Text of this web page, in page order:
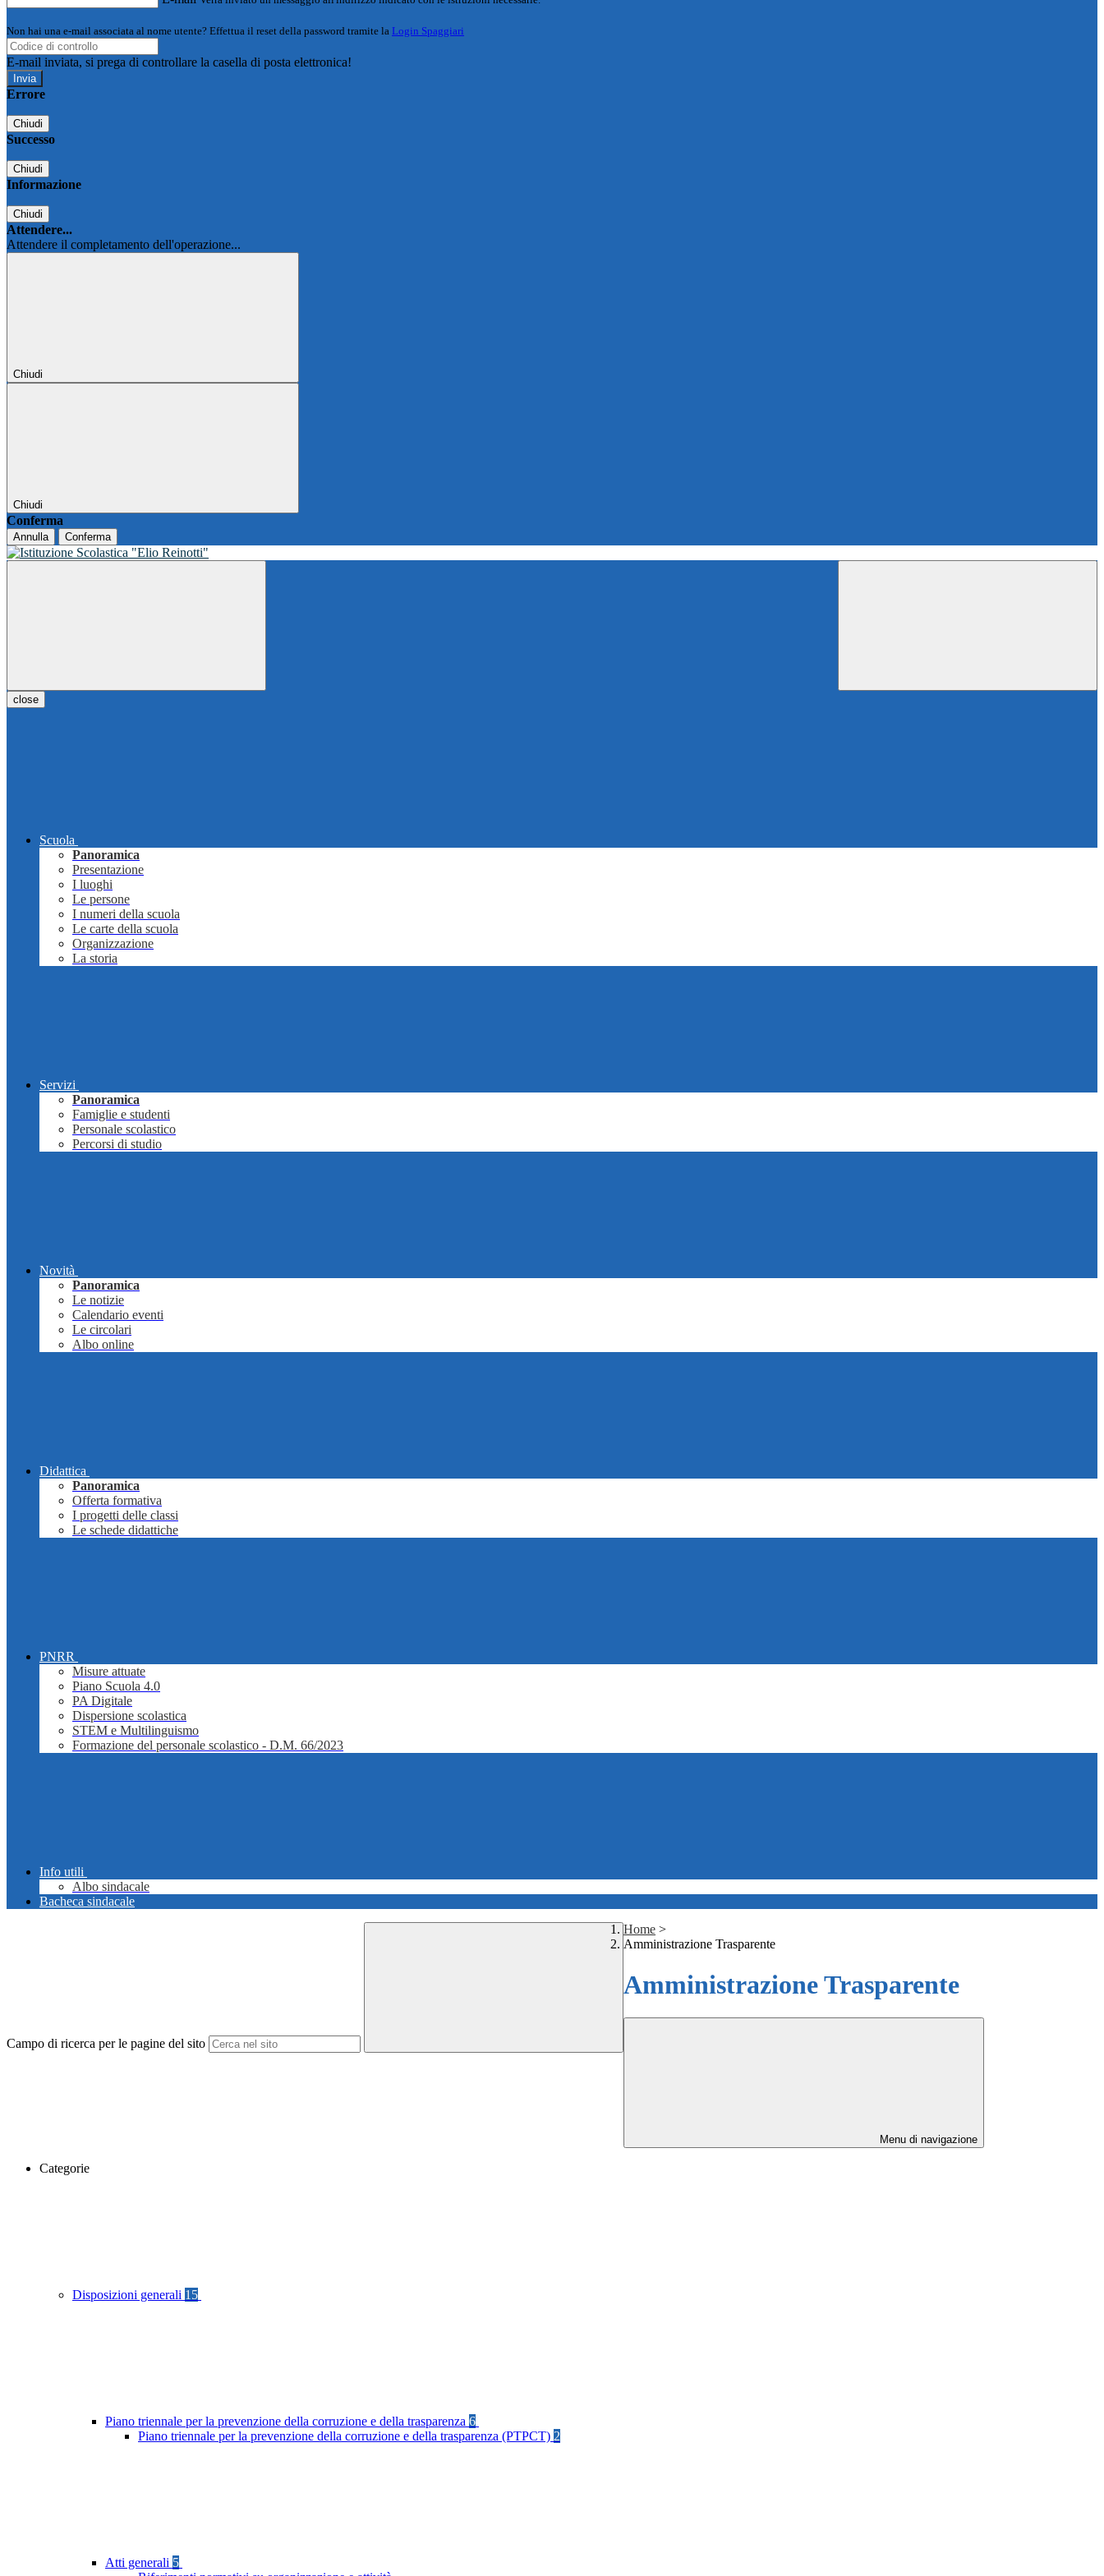
Non hai una e-mail associata al nome utente? Effettua il reset della password tramite la Login Spaggiari
E-mail inviata, si prega di controllare la casella di posta elettronica!
Errore
Chiudi
Successo
Chiudi
Informazione
Chiudi
Attendere...
Attendere il completamento dell'operazione...
Chiudi
Chiudi
Conferma
Annulla Conferma
close
Scuola
Panoramica
Presentazione
I luoghi
Le persone
I numeri della scuola
Le carte della scuola
Organizzazione
La storia
Servizi
Panoramica
Famiglie e studenti
Personale scolastico
Percorsi di studio
Novità
Panoramica
Le notizie
Calendario eventi
Le circolari
Albo online
Didattica
Panoramica
Offerta formativa
I progetti delle classi
Le schede didattiche
PNRR
Misure attuate
Piano Scuola 4.0
PA Digitale
Dispersione scolastica
STEM e Multilinguismo
Formazione del personale scolastico - D.M. 66/2023
Info utili
Albo sindacale
Bacheca sindacale
Campo di ricerca per le pagine del sito
Home >
Amministrazione Trasparente
Amministrazione Trasparente
Menu di navigazione
Categorie
Disposizioni generali 15
Piano triennale per la prevenzione della corruzione e della trasparenza 6
Piano triennale per la prevenzione della corruzione e della trasparenza (PTPCT) 2
Atti generali 5